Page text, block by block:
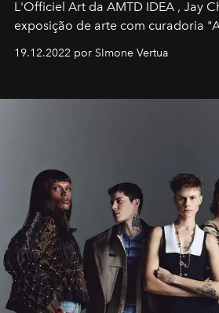
L'Officiel Art da AMTD IDEA , Jay
exposição de arte com curadoria
19.12.2022 por SImone Vertua